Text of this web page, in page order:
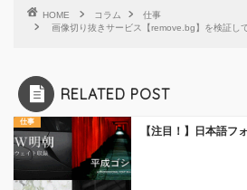
HOME コラム
仕事
画像切り抜きサービス【remove.bg】を検証し
RELATED POST
仕事
【注目！】日本語フ